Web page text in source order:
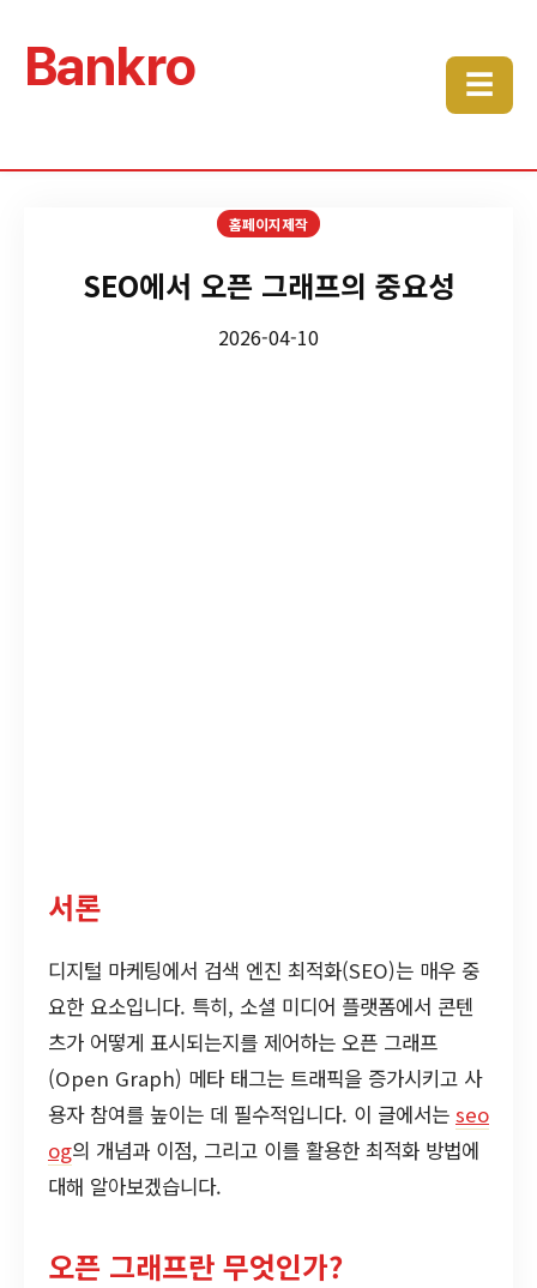
Bankro ☰
홈페이지제작
SEO에서 오픈 그래프의 중요성
2026-04-10
서론
디지털 마케팅에서 검색 엔진 최적화(SEO)는 매우 중
요한 요소입니다. 특히, 소셜 미디어 플랫폼에서 콘텐
츠가 어떻게 표시되는지를 제어하는 오픈 그래프
(Open Graph) 메타 태그는 트래픽을 증가시키고 사
용자 참여를 높이는 데 필수적입니다. 이 글에서는 seo
og의 개념과 이점, 그리고 이를 활용한 최적화 방법에
대해 알아보겠습니다.
오픈 그래프란 무엇인가?